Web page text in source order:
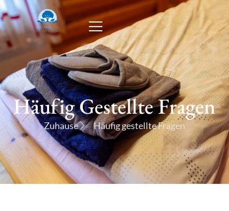
Häufig Gestellte Fragen
Zuhause Häufig gestellte Fragen